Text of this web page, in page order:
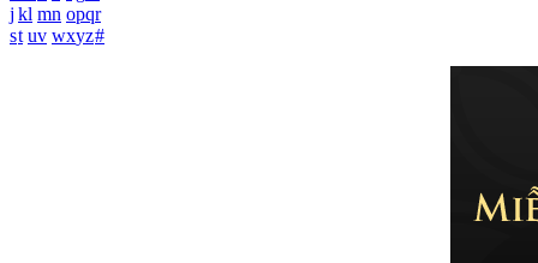
j kl mn opqr
st uv wxyz#